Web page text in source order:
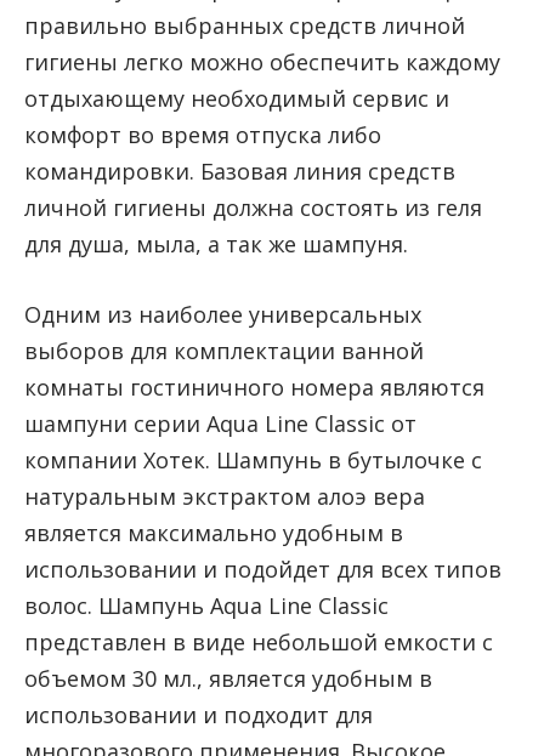
правильно выбранных средств личной
гигиены легко можно обеспечить каждому
отдыхающему необходимый сервис и
комфорт во время отпуска либо
командировки. Базовая линия средств
личной гигиены должна состоять из геля
для душа, мыла, а так же шампуня.
Одним из наиболее универсальных
выборов для комплектации ванной
комнаты гостиничного номера являются
шампуни серии Aqua Line Classic от
компании Хотек. Шампунь в бутылочке с
натуральным экстрактом алоэ вера
является максимально удобным в
использовании и подойдет для всех типов
волос. Шампунь Aqua Line Classic
представлен в виде небольшой емкости с
объемом 30 мл., является удобным в
использовании и подходит для